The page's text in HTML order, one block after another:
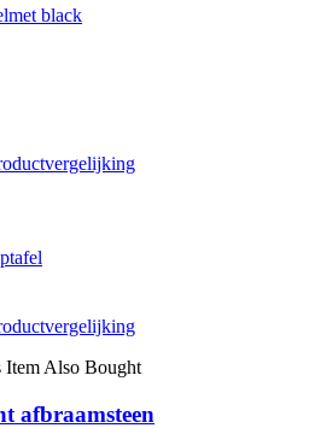
Item Also Bought
afbraamsteen